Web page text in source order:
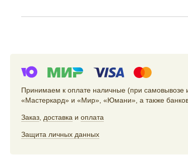
Принимаем к оплате наличные (при самовывозе
«Мастеркард» и «Мир», «Юмани», а также
Заказ доставка и оплата
Защита личных данных